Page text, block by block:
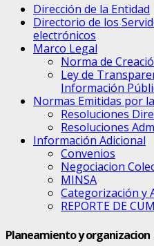
Dirección de la Entidad
Directorio de los
electrónicos
Marco Legal
Norma de
Ley de
Información
Normas Emitidas por
Resoluciones
Resoluciones
Información Adicional
Convenios
Negociacion
MINSA
Categorización y
REPORTE DE
Planeamiento y organizacion